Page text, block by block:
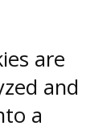
are
and
a